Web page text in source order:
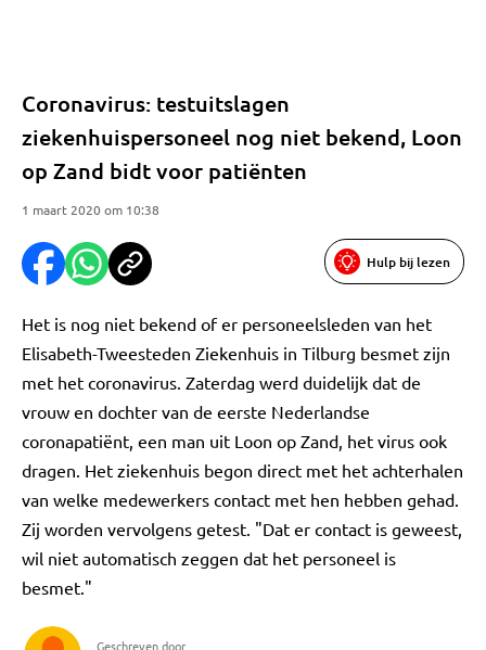
Coronavirus: testuitslagen
ziekenhuispersoneel nog niet bekend, Loon
op Zand bidt voor patiënten
1 maart 2020 om 10:38
Hulp bij lezen
Het is nog niet bekend of er personeelsleden van het
Elisabeth-Tweesteden Ziekenhuis in Tilburg besmet zijn
met het coronavirus. Zaterdag werd duidelijk dat de
vrouw en dochter van de eerste Nederlandse
coronapatiënt, een man uit Loon op Zand, het virus ook
dragen. Het ziekenhuis begon direct met het achterhalen
van welke medewerkers contact met hen hebben gehad.
Zij worden vervolgens getest. "Dat er contact is geweest,
wil niet automatisch zeggen dat het personeel is
besmet."
Geschreven door